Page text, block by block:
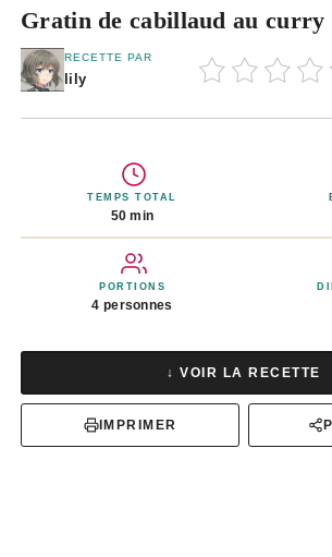
Gratin de cabillaud au curry
RECETTE PAR
lily
TEMPS TOTAL
50 min
PORTIONS
4 personnes
↓ VOIR LA RECETTE
IMPRIMER